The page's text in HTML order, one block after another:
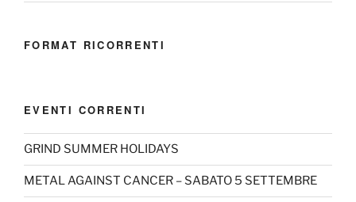
FORMAT RICORRENTI
EVENTI CORRENTI
GRIND SUMMER HOLIDAYS
METAL AGAINST CANCER – SABATO 5 SETTEMBRE